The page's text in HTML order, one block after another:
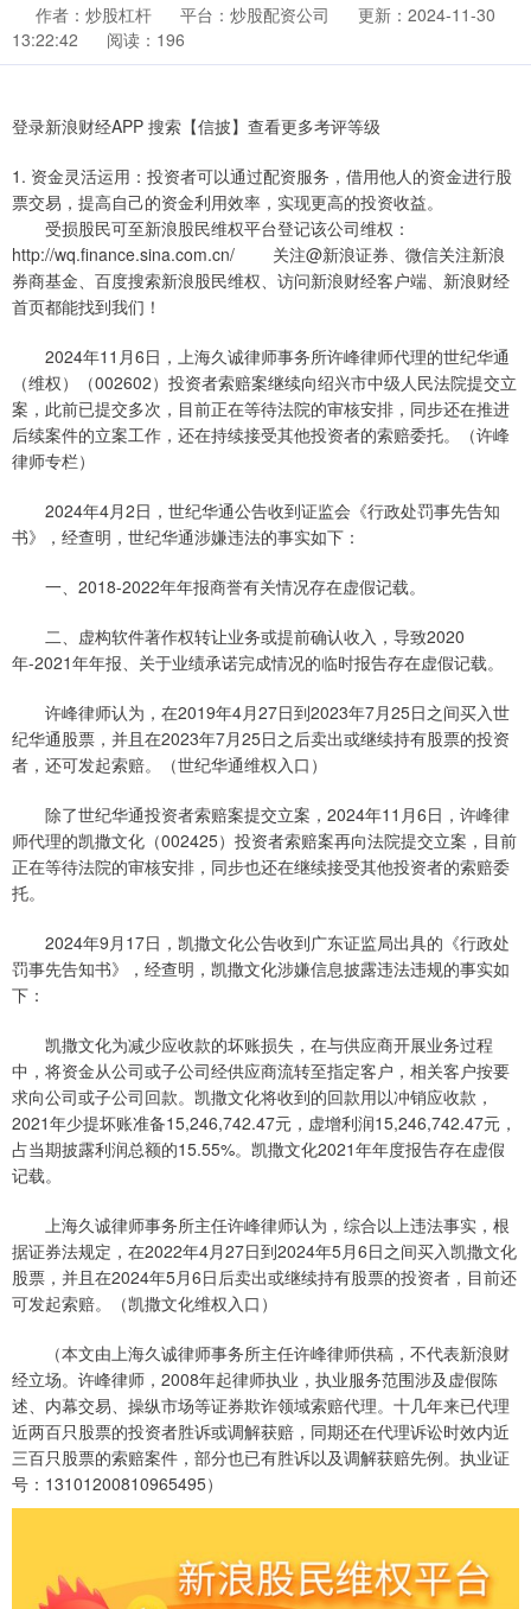
作者：炒股杠杆 平台：炒股配资公司
更新：2024-11-30
13:22:42
阅读：196
登录新浪财经APP 搜索【信披】查看更多考评等级
1. 资金灵活运用：投资者可以通过配资服务，借用他人的资金进行股
票交易，提高自己的资金利用效率，实现更高的投资收益。
受损股民可至新浪股民维权平台登记该公司维权：
http://wq.finance.sina.com.cn/ 关注@新浪证券、微信关注新浪
券商基金、百度搜索新浪股民维权、访问新浪财经客户端、新浪财经
首页都能找到我们！
2024年11月6日，上海久诚律师事务所许峰律师代理的世纪华通
（维权）（002602）投资者索赔案继续向绍兴市中级人民法院提交立
案，此前已提交多次，目前正在等待法院的审核安排，同步还在推进
后续案件的立案工作，还在持续接受其他投资者的索赔委托。（许峰
律师专栏）
2024年4月2日，世纪华通公告收到证监会《行政处罚事先告知
书》，经查明，世纪华通涉嫌违法的事实如下：
一、2018-2022年年报商誉有关情况存在虚假记载。
二、虚构软件著作权转让业务或提前确认收入，导致2020
年-2021年年报、关于业绩承诺完成情况的临时报告存在虚假记载。
许峰律师认为，在2019年4月27日到2023年7月25日之间买入世
纪华通股票，并且在2023年7月25日之后卖出或继续持有股票的投资
者，还可发起索赔。（世纪华通维权入口）
除了世纪华通投资者索赔案提交立案，2024年11月6日，许峰律
师代理的凯撒文化（002425）投资者索赔案再向法院提交立案，目前
正在等待法院的审核安排，同步也还在继续接受其他投资者的索赔委
托。
2024年9月17日，凯撒文化公告收到广东证监局出具的《行政处
罚事先告知书》，经查明，凯撒文化涉嫌信息披露违法违规的事实如
下：
凯撒文化为减少应收款的坏账损失，在与供应商开展业务过程
中，将资金从公司或子公司经供应商流转至指定客户，相关客户按要
求向公司或子公司回款。凯撒文化将收到的回款用以冲销应收款，
2021年少提坏账准备15,246,742.47元，虚增利润15,246,742.47元，
占当期披露利润总额的15.55%。凯撒文化2021年年度报告存在虚假
记载。
上海久诚律师事务所主任许峰律师认为，综合以上违法事实，根
据证券法规定，在2022年4月27日到2024年5月6日之间买入凯撒文化
股票，并且在2024年5月6日后卖出或继续持有股票的投资者，目前还
可发起索赔。（凯撒文化维权入口）
（本文由上海久诚律师事务所主任许峰律师供稿，不代表新浪财
经立场。许峰律师，2008年起律师执业，执业服务范围涉及虚假陈
述、内幕交易、操纵市场等证券欺诈领域索赔代理。十几年来已代理
近两百只股票的投资者胜诉或调解获赔，同期还在代理诉讼时效内近
三百只股票的索赔案件，部分也已有胜诉以及调解获赔先例。执业证
号：13101200810965495）